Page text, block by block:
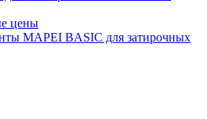
цены
MAPEI BASIC для затирочных